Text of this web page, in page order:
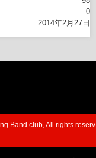
0
2014年2月27日
Band club, All rights reserv